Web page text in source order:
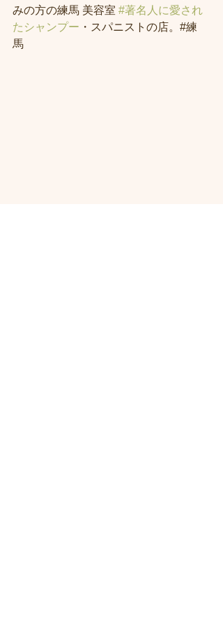
みの方の練馬 美容室 #著名人に愛され
たシャンプー ・スパニストの店。#練
馬